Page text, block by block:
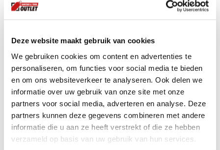
Deze website maakt gebruik van cookies
We gebruiken cookies om content en advertenties te
personaliseren, om functies voor social media te bieden
en om ons websiteverkeer te analyseren. Ook delen we
informatie over uw gebruik van onze site met onze
partners voor social media, adverteren en analyse. Deze
partners kunnen deze gegevens combineren met andere
informatie die u aan ze heeft verstrekt of die ze hebben
verzameld op basis van uw gebruik van hun services.
Bezoek onze showroom in Kaatsheuvel,
voldoende parkeergelegenheid en ruime
voorraad! Het is nu ook mogelijk om in de
winkel te kijken via Street View!
Productspecificaties
Let op! Over gebleven tegels mogen niet retour!
De kleur van de tegel op de afbeelding kan altijd